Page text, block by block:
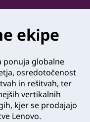
ekipe
ponuja globalne
osredotočenost
in rešitvah, ter
vertikalnih
kjer se prodajajo
Lenovo.